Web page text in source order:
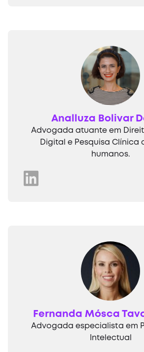
Analluza Bolivar
Advogada atuante em
Digital e Pesquisa Clínica
humanos.
Fernanda Mósca
Advogada especialista em
Intelectual